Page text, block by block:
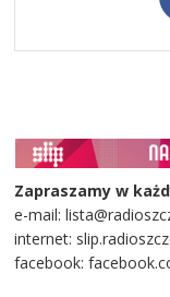
Zapraszamy w
e-mail:
internet:
facebook: